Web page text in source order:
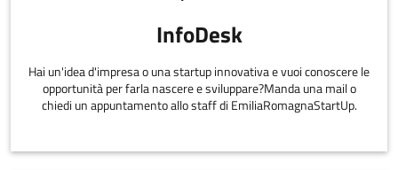
InfoDesk
Hai un'idea d'impresa o una startup innovativa e vuoi conoscere le
opportunità per farla nascere e sviluppare?Manda una mail o
chiedi un appuntamento allo staff di EmiliaRomagnaStartUp.